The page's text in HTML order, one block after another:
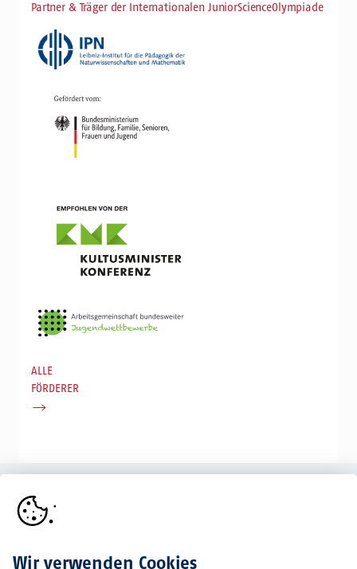
Partner & Träger der Internationalen JuniorScienceOlympiade
ALLE
FÖRDERER
wettbewerb
Wir verwenden Cookies